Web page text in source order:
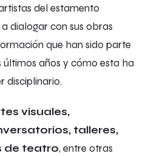
del estamento
dialogar con sus obras
que han sido parte
años y cómo esta ha
disciplinario.
visuales,
talleres,
de teatro, entre otras